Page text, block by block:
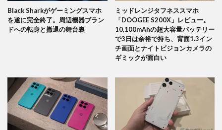
Black Sharkがゲーミングスマホ
を遂に完全終了。周辺機器ブラン
ドへの転身と撤退の舞台裏
ミッドレンジタフネススマホ
「DOOGEE S200X」レビュー。
10,100mAhの超大容量バッテリー
で3日は余裕で持ち、背面1.3イン
チ画面とナイトビジョンカメラの
ギミックが面白い